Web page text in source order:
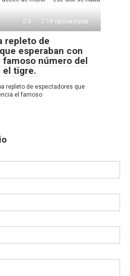
0 19 просмотров
repleto de
esperaban con
número del
el tigre.
repleto de espectadores que
el famoso